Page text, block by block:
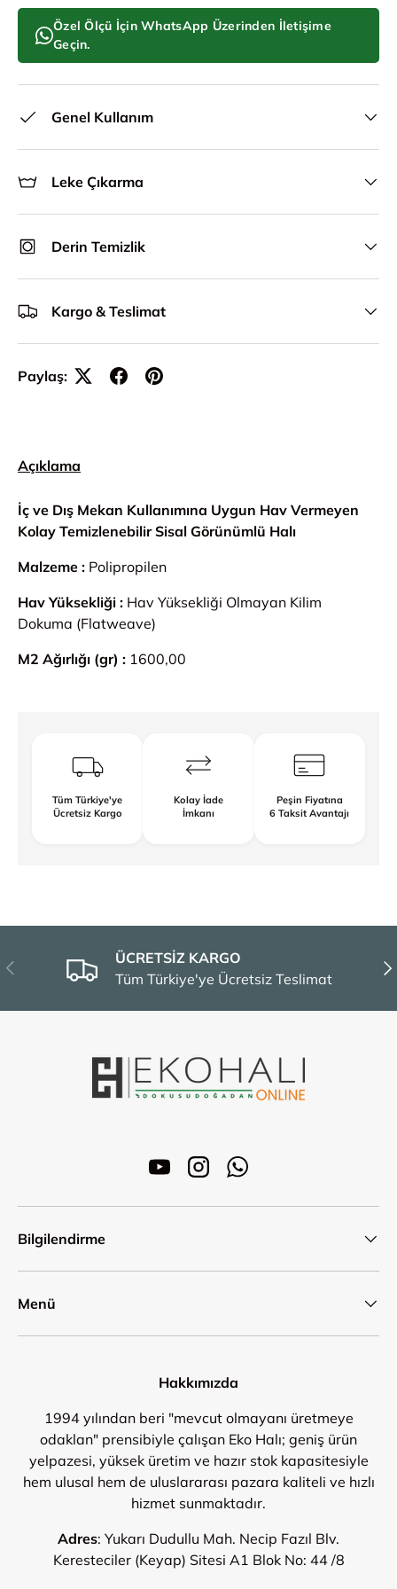
Özel Ölçü İçin WhatsApp Üzerinden İletişime
Geçin.
Genel Kullanım
Leke Çıkarma
Derin Temizlik
Kargo & Teslimat
Paylaş:
Açıklama
İç ve Dış Mekan Kullanımına Uygun Hav Vermeyen
Kolay Temizlenebilir Sisal Görünümlü Halı
Malzeme : Polipropilen
Hav Yüksekliği : Hav Yüksekliği Olmayan Kilim
Dokuma (Flatweave)
M2 Ağırlığı (gr) : 1600,00
Tüm Türkiye'ye
Ücretsiz Kargo
Kolay İade
İmkanı
Peşin Fiyatına
6 Taksit Avantajı
Önceki
ÜCRETSİZ KARGO
Tüm Türkiye'ye Ücretsiz Teslimat
YouTubeInstagramWhatsApp
Bilgilendirme
Menü
Hakkımızda
1994 yılından beri "mevcut olmayanı üretmeye
odaklan" prensibiyle çalışan Eko Halı; geniş ürün
yelpazesi, yüksek üretim ve hazır stok kapasitesiyle
hem ulusal hem de uluslararası pazara kaliteli ve hızlı
hizmet sunmaktadır.
Adres: Yukarı Dudullu Mah. Necip Fazıl Blv.
Keresteciler (Keyap) Sitesi A1 Blok No: 44 /8